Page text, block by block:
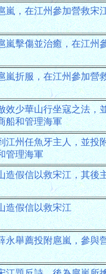
嵐，在江州參加營救宋
嵐擊傷並治癒，在江州
嵐折服，在江州參加營
效少華山行坐寇之法，
船和管理海軍
江州任魚牙主人，並投
管理海軍
造假信以救宋江，其後
造假信以救宋江
永舉薦投附扈嵐，參與